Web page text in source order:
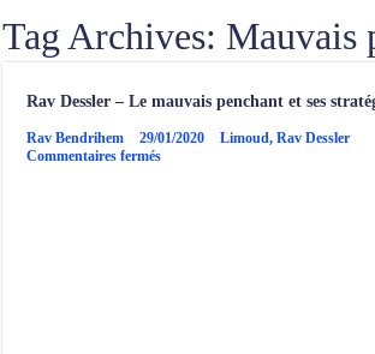
Tag Archives: Mauvais
Rav Dessler – Le mauvais penchant et ses
Rav Bendrihem 29/01/2020 Limoud,Rav Dessler
Commentaires ferméssur